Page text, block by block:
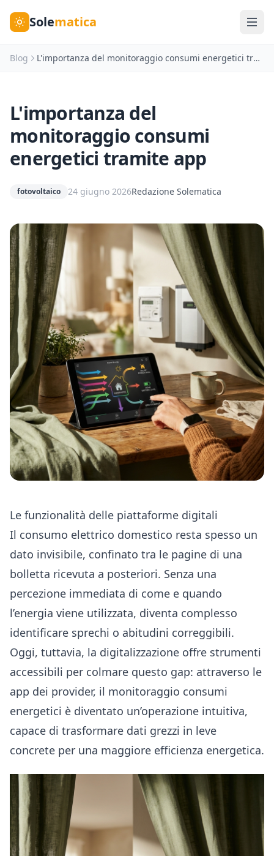
Solematica
Blog L'importanza del monitoraggio consumi energetici tramite app
L'importanza del
monitoraggio consumi
energetici tramite app
fotovoltaico 24 giugno 2026Redazione Solematica
Le funzionalità delle piattaforme digitali
Il consumo elettrico domestico resta spesso un
dato invisibile, confinato tra le pagine di una
bolletta ricevuta a posteriori. Senza una
percezione immediata di come e quando
l’energia viene utilizzata, diventa complesso
identificare sprechi o abitudini correggibili.
Oggi, tuttavia, la digitalizzazione offre strumenti
accessibili per colmare questo gap: attraverso le
app dei provider, il monitoraggio consumi
energetici è diventato un’operazione intuitiva,
capace di trasformare dati grezzi in leve
concrete per una maggiore efficienza energetica.